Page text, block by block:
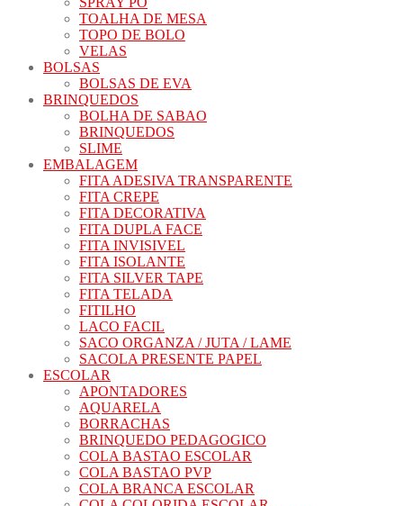
TOALHA DE MESA
TOPO DE BOLO
VELAS
BOLSAS
BOLSAS DE EVA
BRINQUEDOS
BOLHA DE SABAO
BRINQUEDOS
SLIME
EMBALAGEM
FITA ADESIVA TRANSPARENTE
FITA CREPE
FITA DECORATIVA
FITA DUPLA FACE
FITA INVISIVEL
FITA ISOLANTE
FITA SILVER TAPE
FITA TELADA
FITILHO
LACO FACIL
SACO ORGANZA / JUTA / LAME
SACOLA PRESENTE PAPEL
ESCOLAR
APONTADORES
AQUARELA
BORRACHAS
BRINQUEDO PEDAGOGICO
COLA BASTAO ESCOLAR
COLA BASTAO PVP
COLA BRANCA ESCOLAR